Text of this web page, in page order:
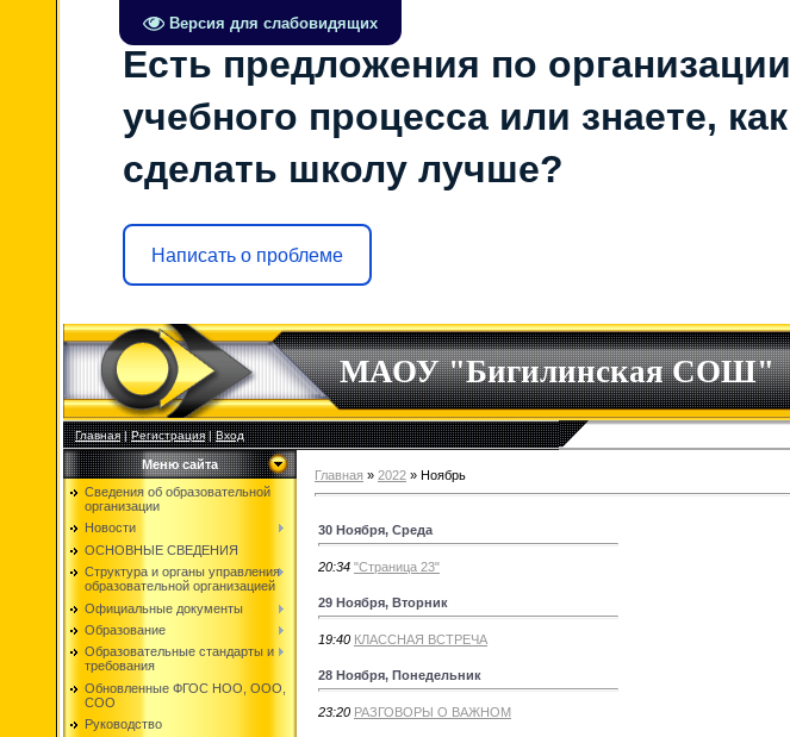
Версия для слабовидящих
Есть предложения по организации
учебного процесса или знаете, как
сделать школу лучше?
Написать о проблеме
МАОУ "Бигилинская СОШ"
Главная|Регистрация|Вход
Меню сайта
Сведения об образовательной
организации
Новости
ОСНОВНЫЕ СВЕДЕНИЯ
Структура и органы управления
образовательной организацией
Официальные документы
Образование
Образовательные стандарты и
требования
Обновленные ФГОС НОО, ООО,
СОО
Руководство
Главная » 2022 » Ноябрь
30 Ноября, Среда
20:34 "Страница 23"
29 Ноября, Вторник
19:40 КЛАССНАЯ ВСТРЕЧА
28 Ноября, Понедельник
23:20 РАЗГОВОРЫ О ВАЖНОМ